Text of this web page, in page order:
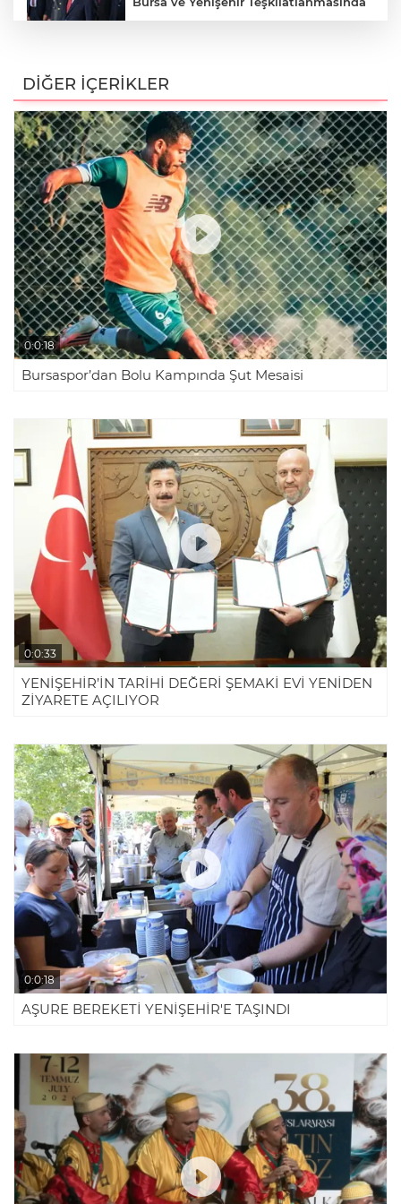
Dikkat Çeken İddialar
KADIKÖY'DE TARİH YAZILAN AN..
Dürdane Rampasında, TIR Küle Döndü
Akaryakıt istasyonunda sopalı kavga
kamerada
Bursalı DJ Mahmut Orhan'dan Alaçatı
DİĞER İÇERİKLER
0:0:18
Bursaspor’dan Bolu Kampında Şut Mesaisi
0:0:33
YENİŞEHİR’İN TARİHİ DEĞERİ ŞEMAKİ EVİ YENİDEN
ZİYARETE AÇILIYOR
0:0:18
AŞURE BEREKETİ YENİŞEHİR'E TAŞINDI